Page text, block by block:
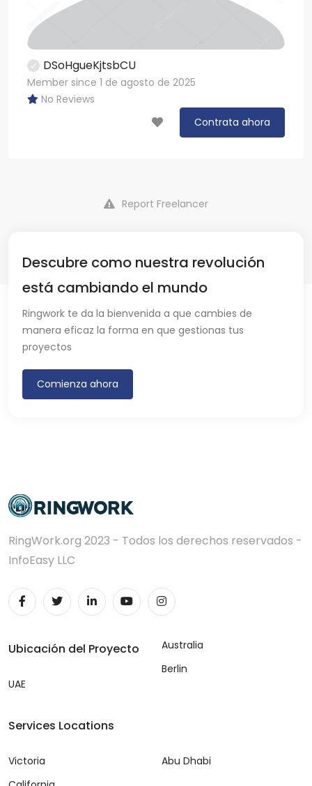
DSoHgueKjtsbCU
Member since 1 de agosto de 2025
No Reviews
Contrata ahora
Report Freelancer
Descubre como nuestra revolución
está cambiando el mundo
Ringwork te da la bienvenida a que cambies de
manera eficaz la forma en que gestionas tus
proyectos
Comienza ahora
RingWork.org 2023 - Todos los derechos reservados -
InfoEasy LLC
Ubicación del Proyecto
UAE
Australia
Berlin
Services Locations
Victoria
Abu Dhabi